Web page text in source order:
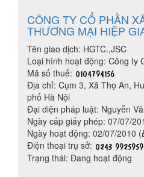
CÔNG TY CỔ PHẦN
THƯƠNG MẠI HIỆP
Tên giao dịch: HGTC.,JSC
Loại hình hoạt động: Công ty
Mã số thuế:
Địa chỉ: Cụm 3, Xã Thọ An,
phố Hà Nội
Đại diện pháp luật: Nguyễn
Ngày cấp giấy phép: 07/07/
Ngày hoạt động: 02/07/2010 (
Điện thoại trụ sở:
Trạng thái: Đang hoạt động